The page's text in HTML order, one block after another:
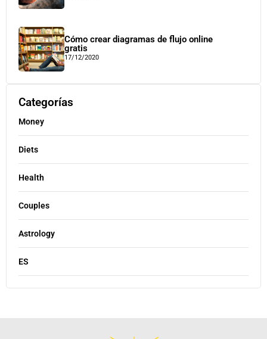
Cómo crear diagramas de flujo online
gratis
17/12/2020
Categorías
Money
Diets
Health
Couples
Astrology
ES